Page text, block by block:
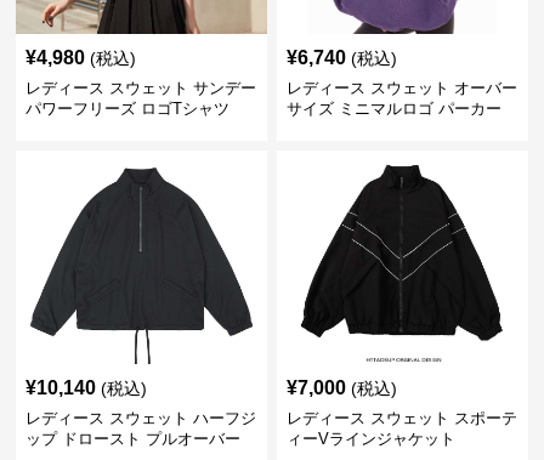
¥4,980 (税込)
レディース スウェット サンデー
パワーフリーズ ロゴTシャツ
¥6,740 (税込)
レディース スウェット オーバー
サイズ ミニマルロゴ パーカー
¥10,140 (税込)
レディース スウェット ハーフジ
ップ ドロースト プルオーバー
¥7,000 (税込)
レディース スウェット スポーテ
ィーVラインジャケット